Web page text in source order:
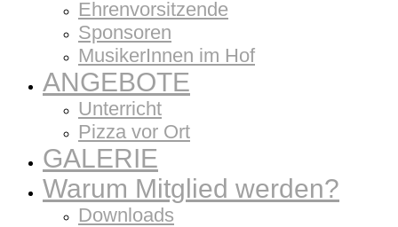
Ehrenvorsitzende
Sponsoren
MusikerInnen im Hof
ANGEBOTE
Unterricht
Pizza vor Ort
GALERIE
Warum Mitglied werden?
Downloads